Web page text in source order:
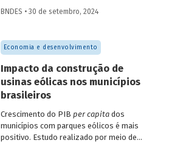
Básico (ANA) para regularização do setor.
desafios desse percurso e a importância
de superá-los.
BNDES • 30 de setembro, 2024
Economia e desenvolvimento
Impacto da construção de
usinas eólicas nos municípios
brasileiros
Crescimento do PIB per capitados
municípios com parques eólicos é mais
positivo. Estudo realizado por meio de